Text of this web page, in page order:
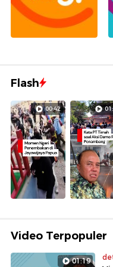
Flash
00:42
Video Terpopuler
01:19